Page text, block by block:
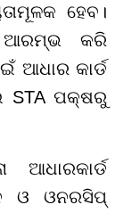
ହେବ।
ଆରମ୍ଭ କରି
ଆଧାର କାର୍ଡ
STA ପକ୍ଷରୁ
ଓ ଓନରସିପ୍